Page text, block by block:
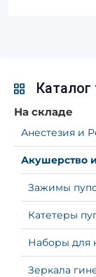
Каталог
На складе
Анестезия и
Акушерство
Зажимы
Катетеры
Наборы для
Зеркала